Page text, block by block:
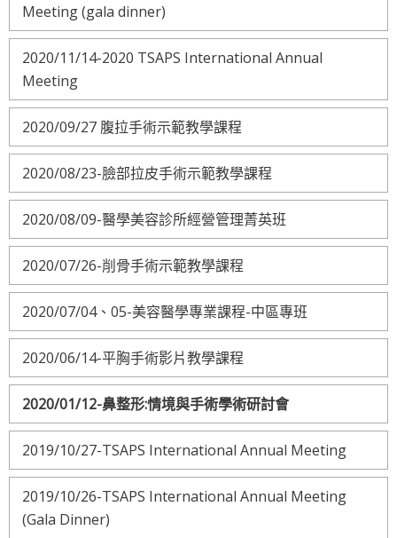
Meeting (gala dinner)
2020/11/14-2020 TSAPS International Annual
Meeting
2020/09/27 腹拉手術示範教學課程
2020/08/23-臉部拉皮手術示範教學課程
2020/08/09-醫學美容診所經營管理菁英班
2020/07/26-削骨手術示範教學課程
2020/07/04、05-美容醫學專業課程-中區專班
2020/06/14-平胸手術影片教學課程
2020/01/12-鼻整形:情境與手術學術研討會
2019/10/27-TSAPS International Annual Meeting
2019/10/26-TSAPS International Annual Meeting
(Gala Dinner)